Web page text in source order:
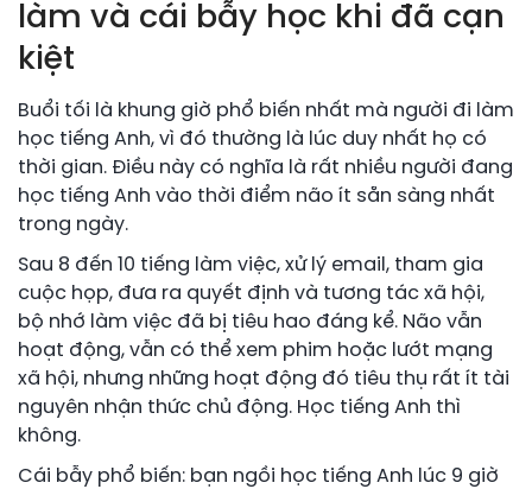
làm và cái bẫy học khi đã cạn
kiệt
Buổi tối là khung giờ phổ biến nhất mà người đi làm
học tiếng Anh, vì đó thường là lúc duy nhất họ có
thời gian. Điều này có nghĩa là rất nhiều người đang
học tiếng Anh vào thời điểm não ít sẵn sàng nhất
trong ngày.
Sau 8 đến 10 tiếng làm việc, xử lý email, tham gia
cuộc họp, đưa ra quyết định và tương tác xã hội,
bộ nhớ làm việc đã bị tiêu hao đáng kể. Não vẫn
hoạt động, vẫn có thể xem phim hoặc lướt mạng
xã hội, nhưng những hoạt động đó tiêu thụ rất ít tài
nguyên nhận thức chủ động. Học tiếng Anh thì
không.
Cái bẫy phổ biến: bạn ngồi học tiếng Anh lúc 9 giờ